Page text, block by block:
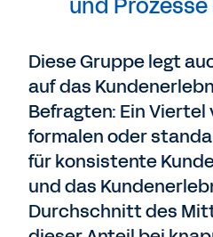
und
Diese Gruppe legt
auf das
Befragten: Ein
formalen oder
für konsistente
und das
Durchschnitt des